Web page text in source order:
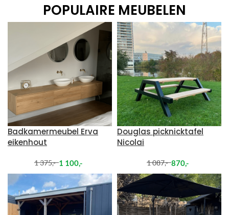
POPULAIRE MEUBELEN
Badkamermeubel Erva
eikenhout
1 375,- 1 100,-
Douglas picknicktafel
Nicolai
1 087,- 870,-